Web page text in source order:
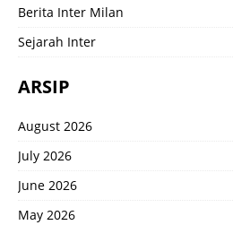
Berita Inter Milan
Sejarah Inter
ARSIP
August 2026
July 2026
June 2026
May 2026